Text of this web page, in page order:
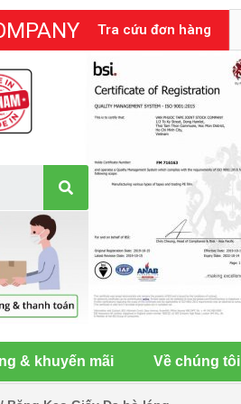
Tra cứu đơn hàng
& khuyến mãi Về chúng tôi